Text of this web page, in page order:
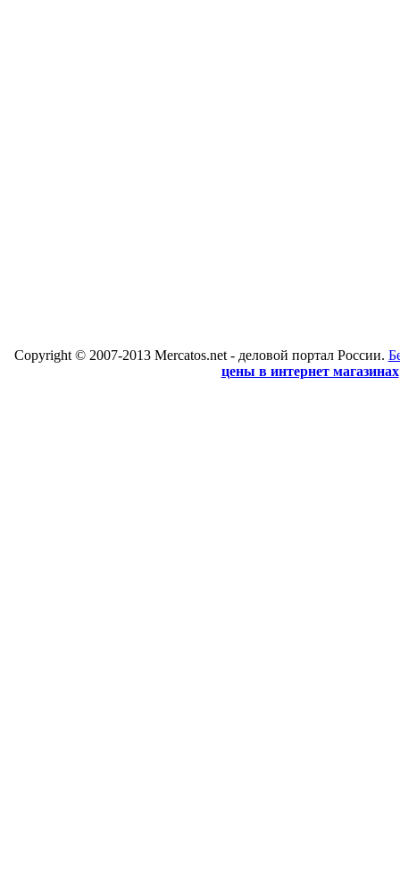
Copyright © 2007-2013 Mercatos.net - деловой портал России.
цены в интернет магазинах